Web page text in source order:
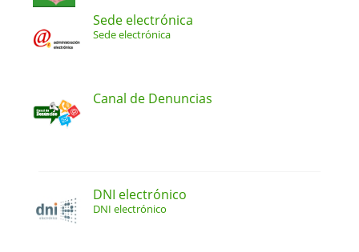
Sede electrónica
Sede electrónica
Canal de Denuncias
DNI electrónico
DNI electrónico